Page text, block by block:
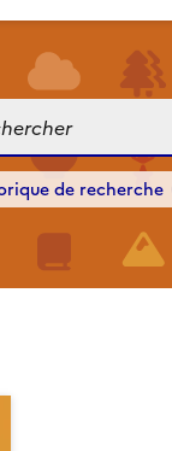
de recherche